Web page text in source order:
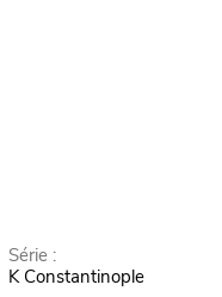
Série :
K Constantinople